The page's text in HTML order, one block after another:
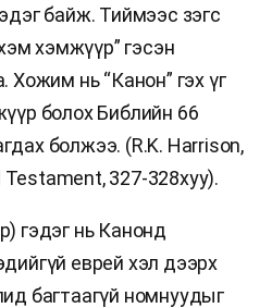
байж. Тиймээс зэгс
хэмжүүр” гэсэн
Хожим нь “Канон” гэх үг
болох Библийн 66
болжээ. (R.K. Harrison,
327-328хуу).
гэдэг нь Канонд
еврей хэл дээрх
багтаагүй номнуудыг